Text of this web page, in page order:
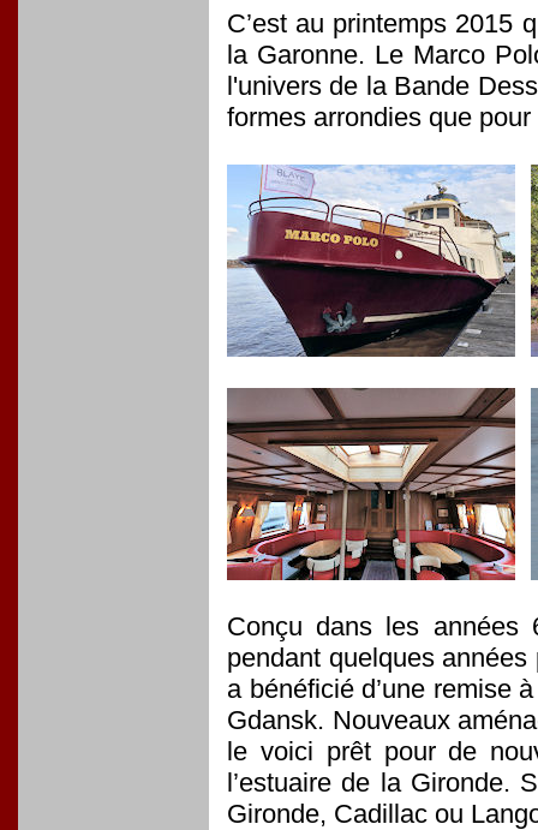
C’est au printemps 2015
la Garonne. Le Marco
l'univers de la Bande
formes arrondies que
Conçu dans les années
pendant quelques
a bénéficié d’une remise
Gdansk. Nouveaux
le voici prêt pour de
l’estuaire de la Gironde.
Gironde, Cadillac ou